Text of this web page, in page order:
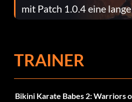
mit Patch 1.0.4 eine
Fehlerbehebungen
TRAINER
Bikini Karate Babes 2: Warriors